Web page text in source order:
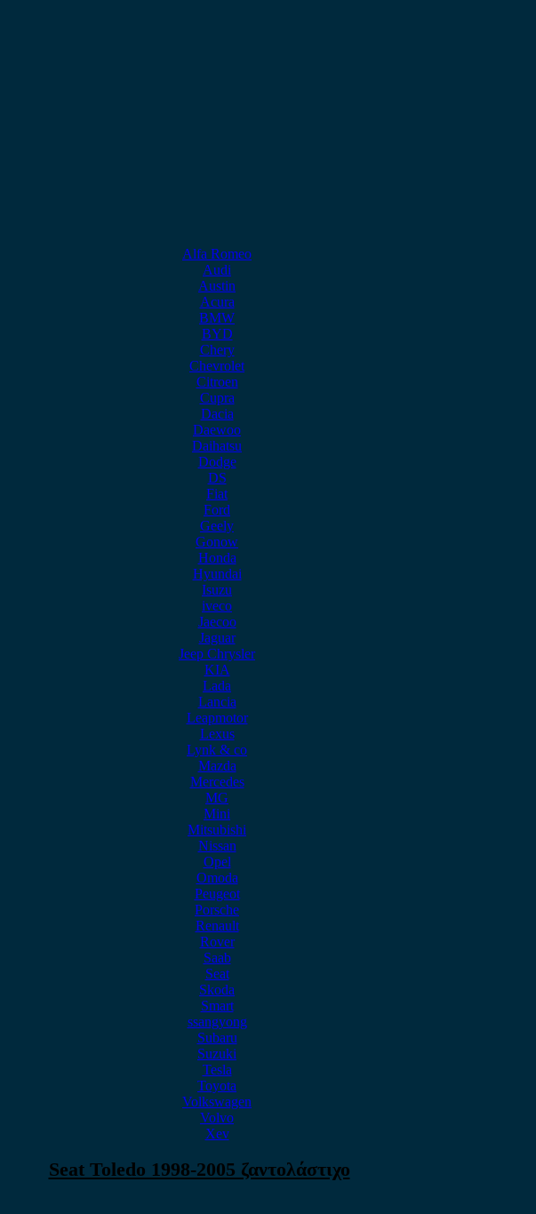
Alfa Romeo
Audi
Austin
Acura
BMW
BYD
Chery
Chevrolet
Citroen
Cupra
Dacia
Daewoo
Daihatsu
Dodge
DS
Fiat
Ford
Geely
Gonow
Honda
Hyundai
Isuzu
iveco
Jaecoo
Jaguar
Jeep Chrysler
KIA
Lada
Lancia
Leapmotor
Lexus
Lynk & co
Mazda
Mercedes
MG
Mini
Mitsubishi
Nissan
Opel
Omoda
Peugeot
Porsche
Renault
Rover
Saab
Seat
Skoda
Smart
ssangyong
Subaru
Suzuki
Tesla
Toyota
Volkswagen
Volvo
Xev
Seat Toledo 1998-2005 ζαντολάστιχο